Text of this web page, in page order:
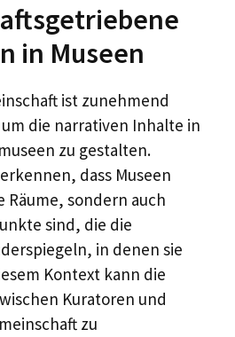
in Museen
ist zunehmend
die narrativen Inhalte in
zu gestalten.
dass Museen
Räume, sondern auch
sind, die die
in denen sie
Kontext kann die
Kuratoren und
zu